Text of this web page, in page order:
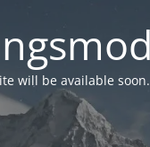
will be available